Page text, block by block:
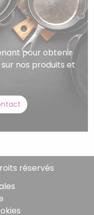
pour obtenir
nos produits et
réservés